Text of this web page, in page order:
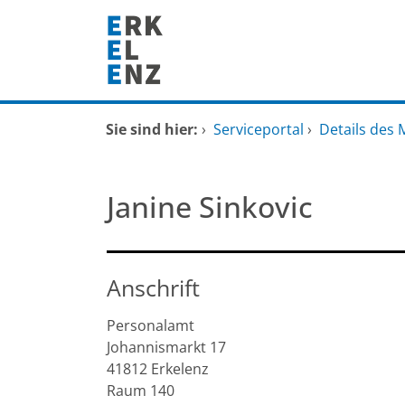
Zum Hauptinhalt springen
Startseite
Mitarbeitende A-Z
FAQ
Sie sind hier: › Serviceportal › Details des
Janine Sinkovic
Anschrift
Personalamt
Johannismarkt 17
41812 Erkelenz
Raum 140